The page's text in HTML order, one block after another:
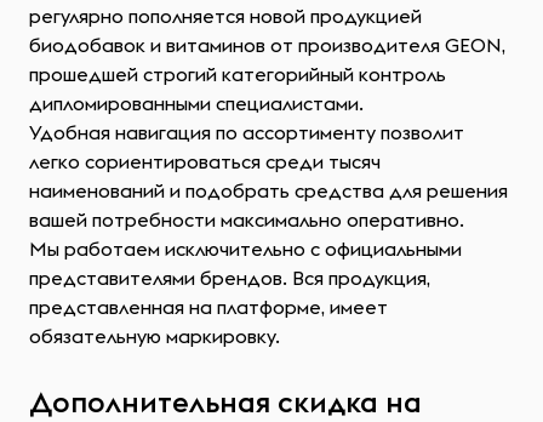
регулярно пополняется новой продукцией
биодобавок и витаминов от производителя GEON,
прошедшей строгий категорийный контроль
дипломированными специалистами.
Удобная навигация по ассортименту позволит
легко сориентироваться среди тысяч
наименований и подобрать средства для решения
вашей потребности максимально оперативно.
Мы работаем исключительно с официальными
представителями брендов. Вся продукция,
представленная на платформе, имеет
обязательную маркировку.
Дополнительная скидка на